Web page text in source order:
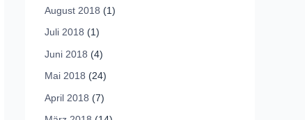
August 2018 (1)
Juli 2018 (1)
Juni 2018 (4)
Mai 2018 (24)
April 2018 (7)